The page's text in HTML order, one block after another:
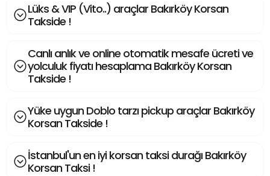
Lüks & VIP (Vito..) araçlar Bakırköy Korsan
Takside !
Canlı anlık ve online otomatik mesafe ücreti ve
yolculuk fiyatı hesaplama Bakırköy Korsan
Takside !
Yüke uygun Doblo tarzı pickup araçlar Bakırköy
Korsan Takside !
İstanbul'un en iyi korsan taksi durağı Bakırköy
Korsan Taksi !